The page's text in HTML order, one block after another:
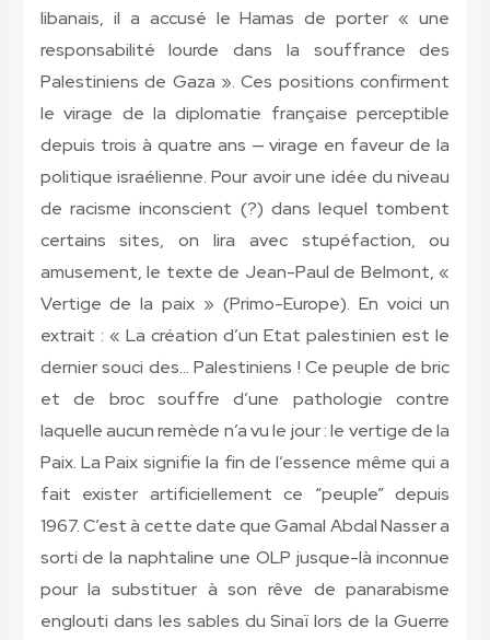
libanais, il a accusé le Hamas de porter « une
responsabilité lourde dans la souffrance des
Palestiniens de Gaza ». Ces positions confirment
le virage de la diplomatie française perceptible
depuis trois à quatre ans — virage en faveur de la
politique israélienne. Pour avoir une idée du niveau
de racisme inconscient (?) dans lequel tombent
certains sites, on lira avec stupéfaction, ou
amusement, le texte de Jean-Paul de Belmont, «
Vertige de la paix » (Primo-Europe). En voici un
extrait : « La création d’un Etat palestinien est le
dernier souci des… Palestiniens ! Ce peuple de bric
et de broc souffre d’une pathologie contre
laquelle aucun remède n’a vu le jour : le vertige de la
Paix. La Paix signifie la fin de l’essence même qui a
fait exister artificiellement ce “peuple” depuis
1967. C’est à cette date que Gamal Abdal Nasser a
sorti de la naphtaline une OLP jusque-là inconnue
pour la substituer à son rêve de panarabisme
englouti dans les sables du Sinaï lors de la Guerre